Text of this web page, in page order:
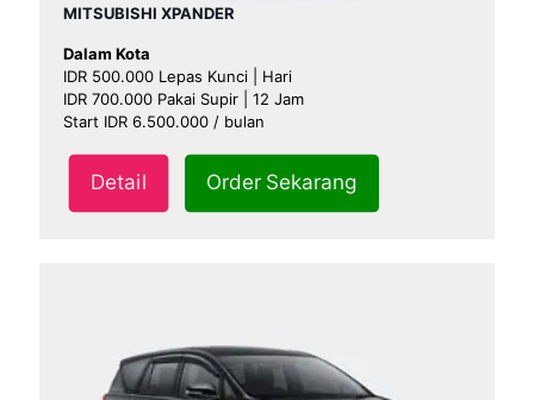
MITSUBISHI XPANDER
Dalam Kota
IDR 500.000 Lepas Kunci | Hari
IDR 700.000 Pakai Supir | 12 Jam
Start IDR 6.500.000 / bulan
Detail Order Sekarang